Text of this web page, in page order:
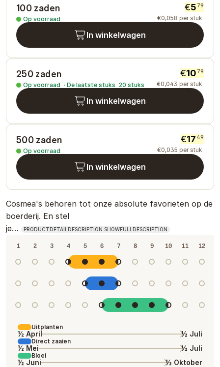
100 zaden
Op voorraad
€5 79
€0,058 per stuk
In winkelwagen
250 zaden
Op voorraad · De laatste stuks 20 stuks
€10 79
€0,043 per stuk
In winkelwagen
500 zaden
Op voorraad
€17 49
€0,035 per stuk
In winkelwagen
Cosmea's behoren tot onze absolute favorieten op de
boerderij. En stel
je…
PRODUCTDETAILDESCRIPTION.SHOWFULLDESCRIPTION
1 2 3 4 5 6 7 8 9 10 11 12
Uitplanten
½ April ½ Juli
Direct zaaien
½ Mei ½ Juli
Bloei
½ Juni ½ Oktober